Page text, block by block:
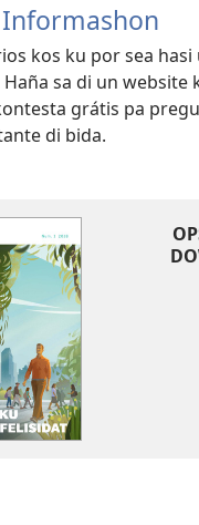
kos ku por sea
sa di un website
grátis pa
di bida.